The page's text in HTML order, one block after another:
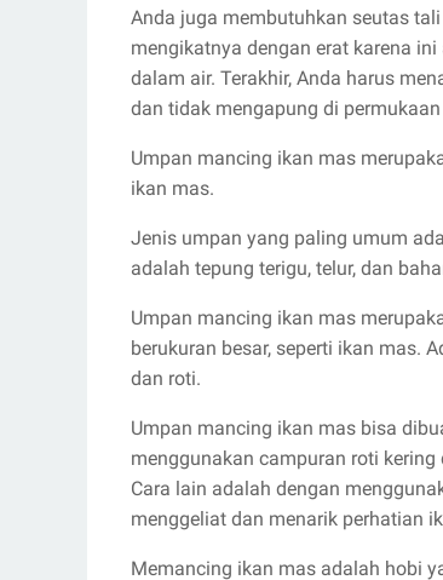
Anda juga membutuhkan seutas
mengikatnya dengan erat karena
dalam air. Terakhir, Anda harus
dan tidak mengapung di permukaan
Umpan mancing ikan mas
ikan mas.
Jenis umpan yang paling umum
adalah tepung terigu, telur, dan
Umpan mancing ikan mas
berukuran besar, seperti ikan mas.
dan roti.
Umpan mancing ikan mas bisa
menggunakan campuran roti
Cara lain adalah dengan
menggeliat dan menarik perhatian
Memancing ikan mas adalah hobi